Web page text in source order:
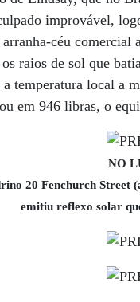
improvável,
céu
raios de sol que
temperatura local a
em 946 libras, o
NO
20 Fenchurch Street
emitiu reflexo solar